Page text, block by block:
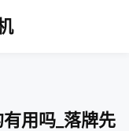
用吗_落牌先